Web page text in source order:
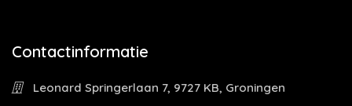
Contactinformatie
Leonard Springerlaan 7, 9727 KB, Groningen